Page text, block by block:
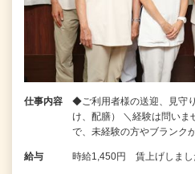
仕事内容
◆ご利用者様の送迎、見守
け、配膳） ＼経験は問い
で、未経験の方やブランク
給与 時給1,450円 賃上げしまし